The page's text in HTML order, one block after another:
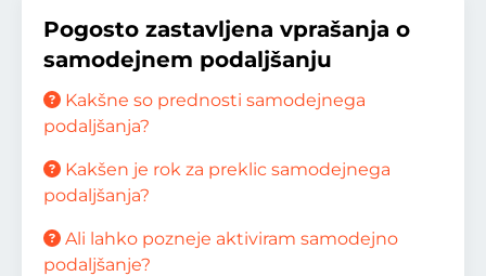
Pogosto zastavljena vprašanja o
samodejnem podaljšanju
Kakšne so prednosti samodejnega
podaljšanja?
Kakšen je rok za preklic samodejnega
podaljšanja?
Ali lahko pozneje aktiviram samodejno
podaljšanje?